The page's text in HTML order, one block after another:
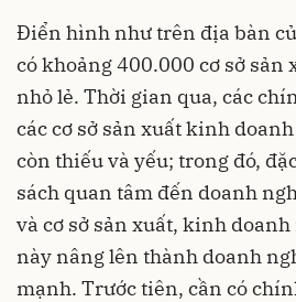
Điển hình như trên địa bàn
có khoảng 400.000 cơ sở sản
nhỏ lẻ. Thời gian qua, các
các cơ sở sản xuất kinh
còn thiếu và yếu; trong đó,
sách quan tâm đến doanh
và cơ sở sản xuất, kinh doanh
này nâng lên thành doanh
mạnh. Trước tiên, cần có